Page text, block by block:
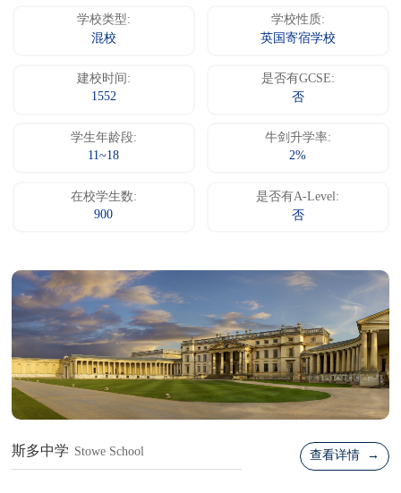
学校类型:
混校
学校性质:
英国寄宿学校
建校时间:
1552
是否有GCSE:
否
学生年龄段:
11~18
牛剑升学率:
2%
在校学生数:
900
是否有A-Level:
否
斯多中学 Stowe School 查看详情 →